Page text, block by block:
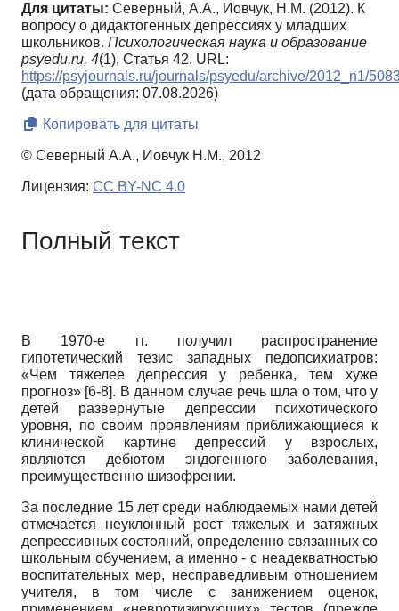
Для цитаты: Северный, А.А., Иовчук, Н.М. (2012). К
вопросу о дидактогенных депрессиях у младших
школьников. Психологическая наука и образование
psyedu.ru, 4(1), Статья 42. URL:
https://psyjournals.ru/journals/psyedu/archive/2012_n1/
(дата обращения: 07.08.2026)
Копировать для цитаты
© Северный А.А., Иовчук Н.М., 2012
Лицензия: CC BY-NC 4.0
Полный текст
В 1970-е гг. получил распространение
гипотетический тезис западных педопсихиатров:
«Чем тяжелее депрессия у ребенка, тем хуже
прогноз» [6-8]. В данном случае речь шла о том, что у
детей развернутые депрессии психотического
уровня, по своим проявлениям приближающиеся к
клинической картине депрессий у взрослых,
являются дебютом эндогенного заболевания,
преимущественно шизофрении.
За последние 15 лет среди наблюдаемых нами детей
отмечается неуклонный рост тяжелых и затяжных
депрессивных состояний, определенно связанных со
школьным обучением, а именно - с неадекватностью
воспитательных мер, несправедливым отношением
учителя, в том числе с занижением оценок,